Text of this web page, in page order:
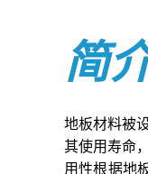
简
地板材料被
其使用寿命
用性根据地